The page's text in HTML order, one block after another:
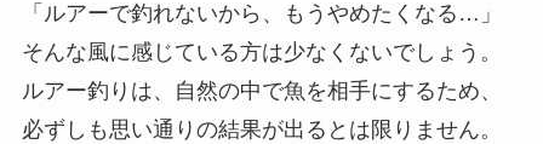
「ルアーで釣れないから、もうやめたくなる…」
そんな風に感じている方は少なくないでしょう。
ルアー釣りは、自然の中で魚を相手にするため、
必ずしも思い通りの結果が出るとは限りません。